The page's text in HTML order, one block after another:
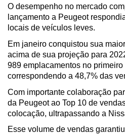
O desempenho no mercado
lançamento a Peugeot
locais de veículos leves.
Em janeiro conquistou sua
acima de sua projeção para
989 emplacamentos no primeiro
correspondendo a 48,7% das
Com importante colaboração
da Peugeot ao Top 10 de
colocação, ultrapassando a
Esse volume de vendas